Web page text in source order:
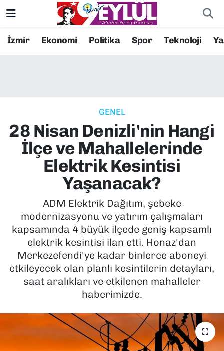
İzmir Ekonomi Politika Spor Teknoloji
GENEL
28 Nisan Denizli'nin Hangi
İlçe ve Mahallelerinde
Elektrik Kesintisi
Yaşanacak?
ADM Elektrik Dağıtım, şebeke
modernizasyonu ve yatırım çalışmaları
kapsamında 4 büyük ilçede geniş kapsamlı
elektrik kesintisi ilan etti. Honaz'dan
Merkezefendi'ye kadar binlerce aboneyi
etkileyecek olan planlı kesintilerin detayları,
saat aralıkları ve etkilenen mahalleler
haberimizde.
Resmi İlanlar
EKONOMİ
KÜLTÜR SANAT
MAGAZİN
POLİTİKA
SAĞLIK
SPOR
YAŞAM
YEREL YÖNETİMLER
Konak Nöbetçi Eczaneler
Süper Lig Puan Durumu ve Fikstür
Tüm Manşetler
Son Dakika Haberleri
Haber Arşivi